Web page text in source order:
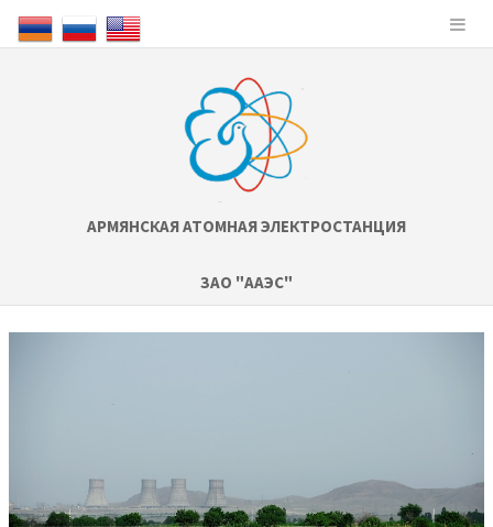
АРМЯНСКАЯ АТОМНАЯ ЭЛЕКТРОСТАНЦИЯ
ЗАО "ААЭС"